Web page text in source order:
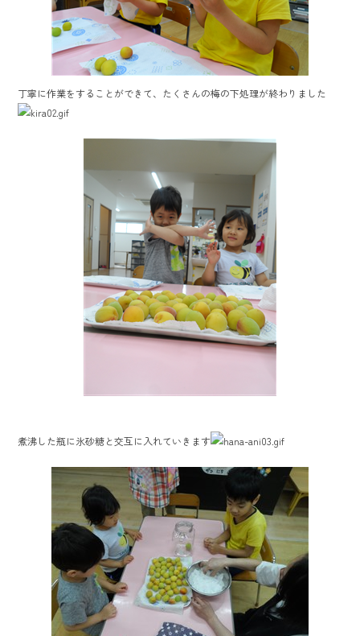
丁寧に作業をすることができて、たくさんの梅の下処理が終わりました
煮沸した瓶に氷砂糖と交互に入れていきます